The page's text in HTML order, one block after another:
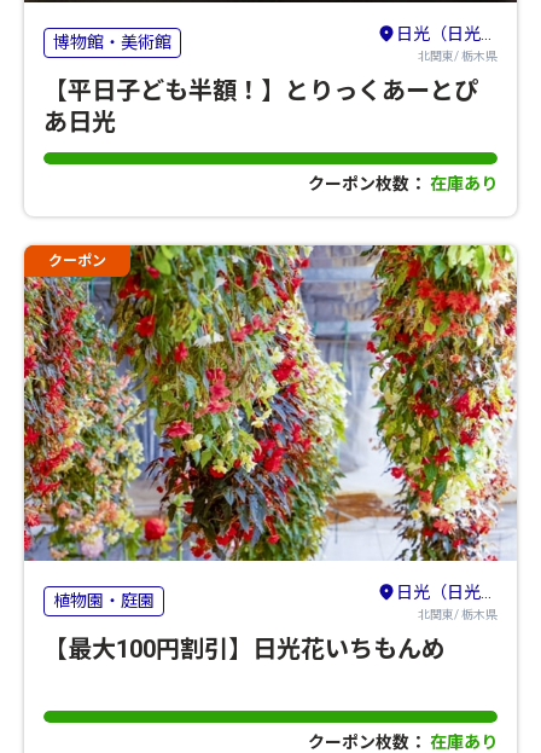
博物館・美術館 日光（日光・鬼怒川・湯西川・今市・足尾）
北関東/ 栃木県
【平日子ども半額！】とりっくあーとぴ
あ日光
クーポン枚数： 在庫あり
クーポン
植物園・庭園 日光（日光・鬼怒川・湯西川・今市・足尾）
北関東/ 栃木県
【最大100円割引】日光花いちもんめ
クーポン枚数： 在庫あり